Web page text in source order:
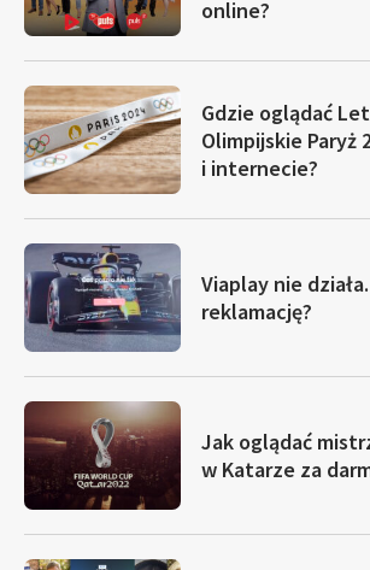
online?
Gdzie oglądać
Olimpijskie Paryż
i internecie?
Viaplay nie
reklamację?
Jak oglądać
w Katarze za